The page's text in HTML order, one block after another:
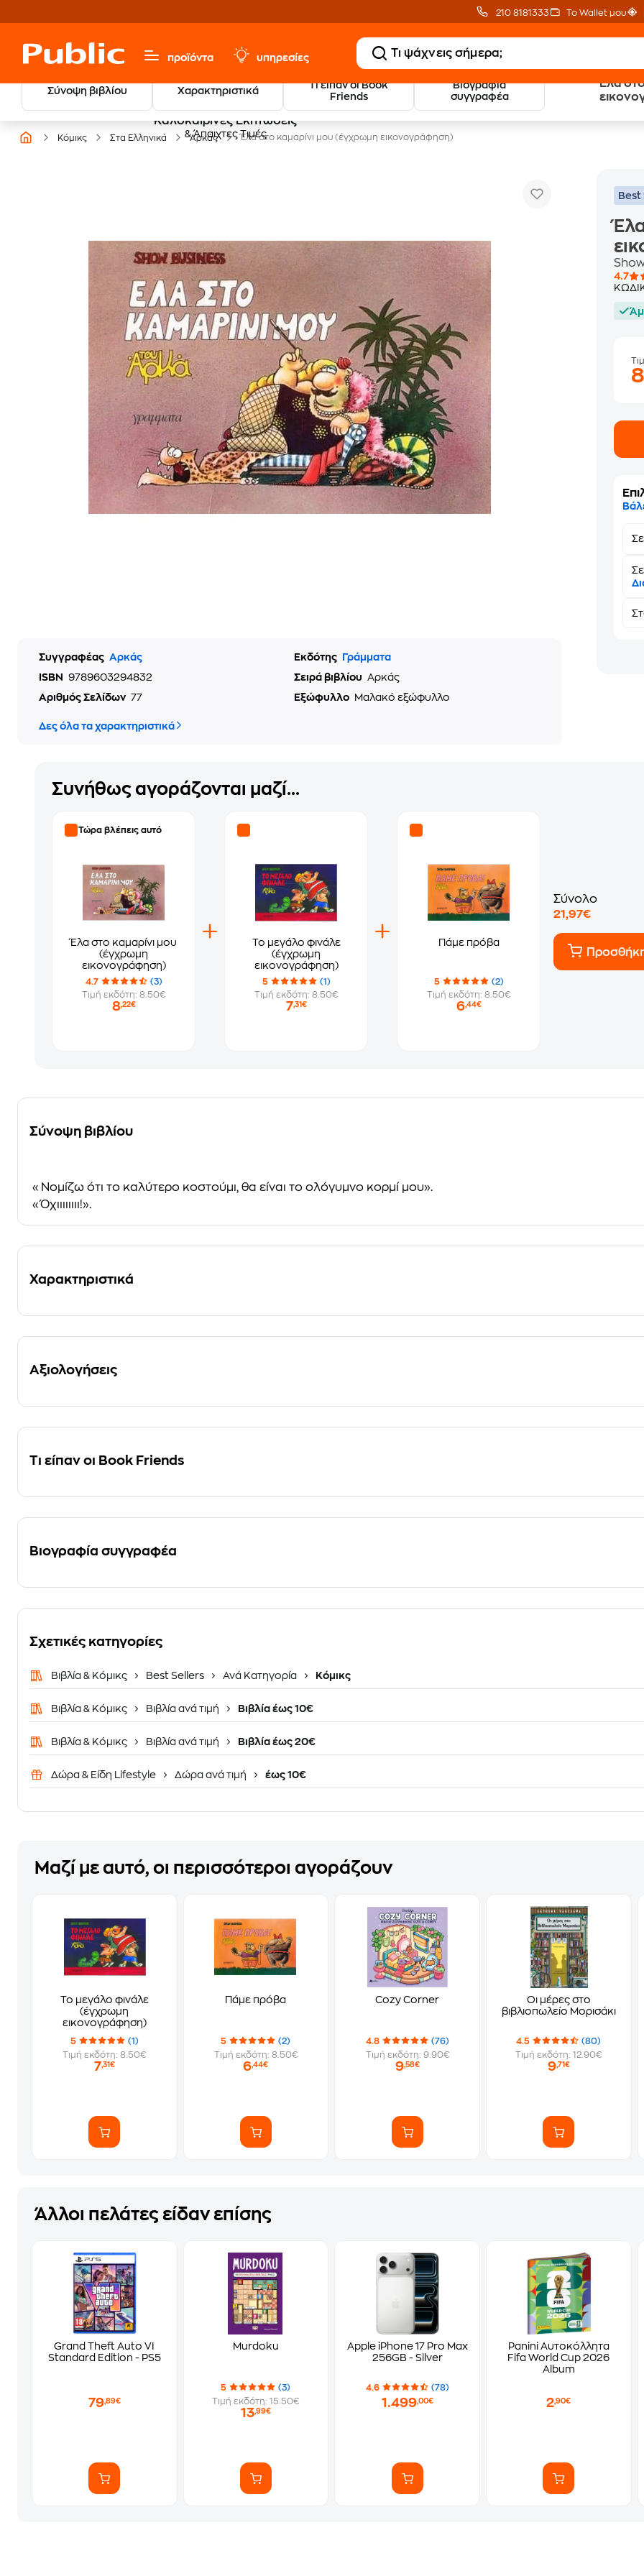
210 8181333 Το Wallet μου
προϊόντα υπηρεσίες
Σύνοψη βιβλίου Χαρακτηριστικά
Τι είπαν οι Book
Friends
Βιογραφία
συγγραφέα
Έλα
Καλοκαιρινές Εκπτώσεις
& Άπαιχτες Τιμές
20 € Public επιστροφή
με Snappi
Δωρεάν
με Public+ Delivery
Κόμικς Στα Ελληνικά Αρκάς Έλα στο καμαρίνι μου (έγχρωμη εικονογράφηση)
Συγγραφέας Αρκάς Εκδότης
Γράμματα
ISBN
9789603294832 Σειρά βιβλίου Αρκάς
Αριθμός Σελίδων 77 Εξώφυλλο Μαλακό εξώφυλλο
Δες όλα τα χαρακτηριστικά
Best
4.7
Συνήθως αγοράζονται μαζί...
Τώρα βλέπεις αυτό
Έλα στο καμαρίνι μου
(έγχρωμη
εικονογράφηση)
4.7
(3)
Τιμή εκδότη: 8.50€
8,22€
Το μεγάλο φινάλε
(έγχρωμη
εικονογράφηση)
5
(1)
Τιμή εκδότη: 8.50€
7,31€
Πάμε πρόβα
5
(2)
Τιμή εκδότη: 8.50€
6,44€
Σύνολο
21,97€
Σύνοψη βιβλίου
«Νομίζω ότι το καλύτερο κοστούμι, θα είναι το ολόγυμνο κορμί μου».
«Όχιιιιιιιι!».
Χαρακτηριστικά
Αξιολογήσεις
Τι είπαν οι Book Friends
Βιογραφία συγγραφέα
Σχετικές κατηγορίες
Βιβλία & Κόμικς Best Sellers Ανά Κατηγορία Κόμικς
Βιβλία & Κόμικς Βιβλία ανά τιμή Βιβλία έως 10€
Βιβλία & Κόμικς Βιβλία ανά τιμή Βιβλία έως 20€
Δώρα & Είδη Lifestyle Δώρα ανά τιμή έως 10€
Μαζί με αυτό, οι περισσότεροι αγοράζουν
Το μεγάλο φινάλε
(έγχρωμη
εικονογράφηση)
5
(1)
Τιμή εκδότη: 8.50€
7,31€
Πάμε πρόβα
5
(2)
Τιμή εκδότη: 8.50€
6,44€
Cozy Corner
4.8
(76)
Τιμή εκδότη: 9.90€
9,58€
Οι μέρες στο
βιβλιοπωλείο Μορισάκι
4.5
(80)
Τιμή εκδότη: 12.90€
9,71€
Άλλοι πελάτες είδαν επίσης
Grand Theft Auto VI
Standard Edition - PS5
79,89€
Murdoku
5
(3)
Τιμή εκδότη: 15.50€
13,99€
Apple iPhone 17 Pro Max
256GB - Silver
4.6 (78)
1.499,00€
Panini Αυτοκόλλητα
Fifa World Cup 2026
Album
2,90€